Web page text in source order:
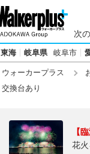
次
東海 岐阜県 岐阜市
ウォーカープラス
交換台あり
【
花